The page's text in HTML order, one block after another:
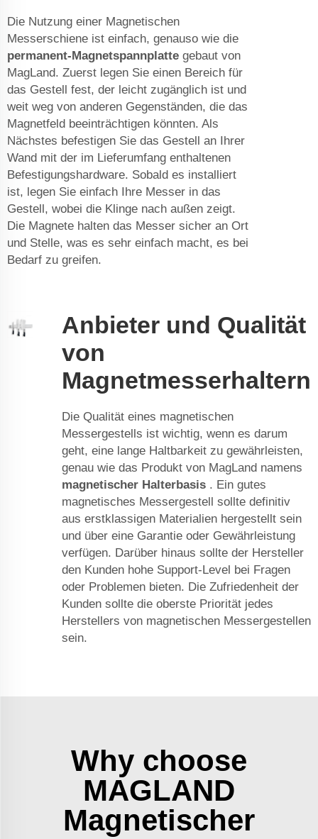
Die Nutzung einer Magnetischen
Messerschiene ist einfach, genauso wie die
permanent-Magnetspannplatte gebaut von
MagLand. Zuerst legen Sie einen Bereich für
das Gestell fest, der leicht zugänglich ist und
weit weg von anderen Gegenständen, die das
Magnetfeld beeinträchtigen könnten. Als
Nächstes befestigen Sie das Gestell an Ihrer
Wand mit der im Lieferumfang enthaltenen
Befestigungshardware. Sobald es installiert
ist, legen Sie einfach Ihre Messer in das
Gestell, wobei die Klinge nach außen zeigt.
Die Magnete halten das Messer sicher an Ort
und Stelle, was es sehr einfach macht, es bei
Bedarf zu greifen.
Anbieter und Qualität
von
Magnetmesserhaltern
Die Qualität eines magnetischen
Messergestells ist wichtig, wenn es darum
geht, eine lange Haltbarkeit zu gewährleisten,
genau wie das Produkt von MagLand namens
magnetischer Halterbasis . Ein gutes
magnetisches Messergestell sollte definitiv
aus erstklassigen Materialien hergestellt sein
und über eine Garantie oder Gewährleistung
verfügen. Darüber hinaus sollte der Hersteller
den Kunden hohe Support-Level bei Fragen
oder Problemen bieten. Die Zufriedenheit der
Kunden sollte die oberste Priorität jedes
Herstellers von magnetischen Messergestellen
sein.
Why choose
MAGLAND
Magnetischer